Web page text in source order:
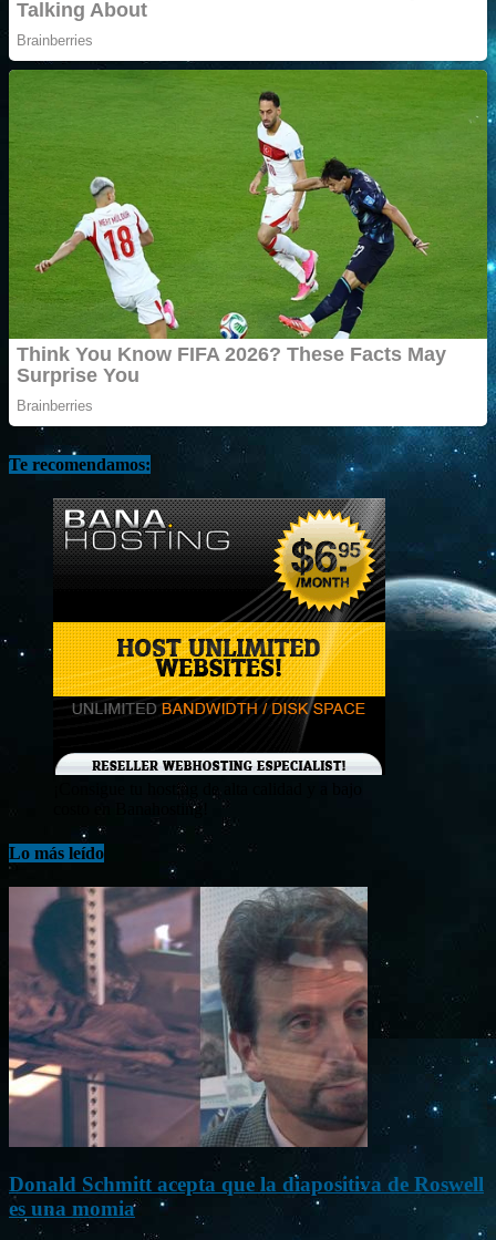
Te recomendamos:
¡Consigue tu hosting de alta calidad y a bajo
costo en Banahosting!
Lo más leído
Donald Schmitt acepta que la diapositiva de Roswell
es una momia